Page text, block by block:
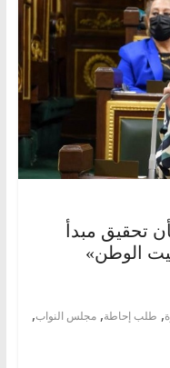
تحقيق مبدأ
الوطن»
, طلب إحاطة, مجلس النواب,